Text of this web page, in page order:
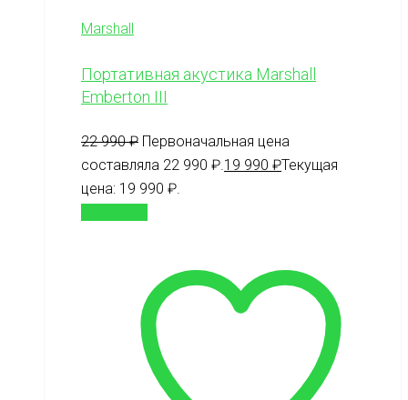
Marshall
Портативная акустика Marshall
Emberton III
22 990₽ Первоначальная цена
составляла 22 990 ₽.19 990 ₽Текущая
цена: 19 990 ₽.